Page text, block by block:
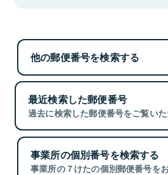
他の郵便番号を検索する
最近検索した郵便番号
過去に検索した郵便番号をご覧いた
事業所の個別番号を検索する
事業所の７けたの個別郵便番号を